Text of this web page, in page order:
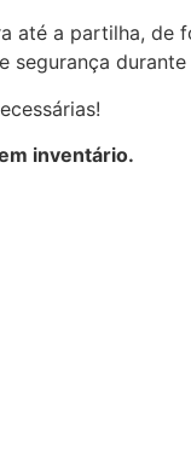
até a partilha, de
segurança
inventário.